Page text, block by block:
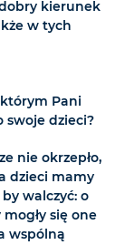
kierunek
w tych
Pani
swoje dzieci?
nie okrzepło,
dzieci mamy
walczyć: o
się one
wspólną